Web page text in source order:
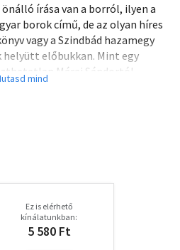
írása van a borról, ilyen a
borok című, de az olyan híres
vagy a Szindbád hazamegy
helyütt előbukkan. Mint egy
Márai Sándortól
A Boros könyv a Helikon
Ez is elérhető
kínálatunkban:
5 580 Ft